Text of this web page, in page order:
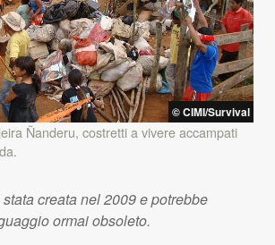
©CIMI/Survival
Ñanderu, costretti a vivere accampati
creata nel 2009 e potrebbe
ormai obsoleto.